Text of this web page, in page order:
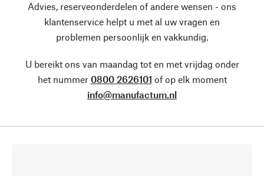
Advies, reserveonderdelen of andere wensen - ons
klantenservice helpt u met al uw vragen en
problemen persoonlijk en vakkundig.
U bereikt ons van maandag tot en met vrijdag onder
het nummer 0800 2626101 of op elk moment
info@manufactum.nl